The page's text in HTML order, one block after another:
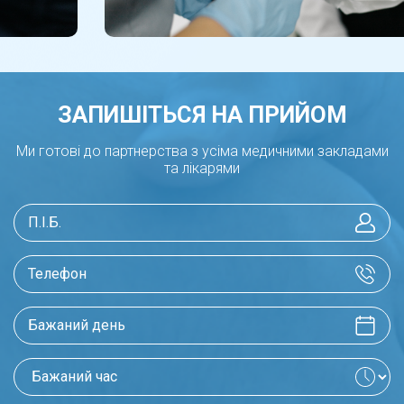
лише ЛІКАРІ нашої лікарні ЕКСПЕРТ.
ЗАПИШІТЬСЯ НА ПРИЙОМ
Ми готові до партнерства з усіма медичними закладами
та лікарями